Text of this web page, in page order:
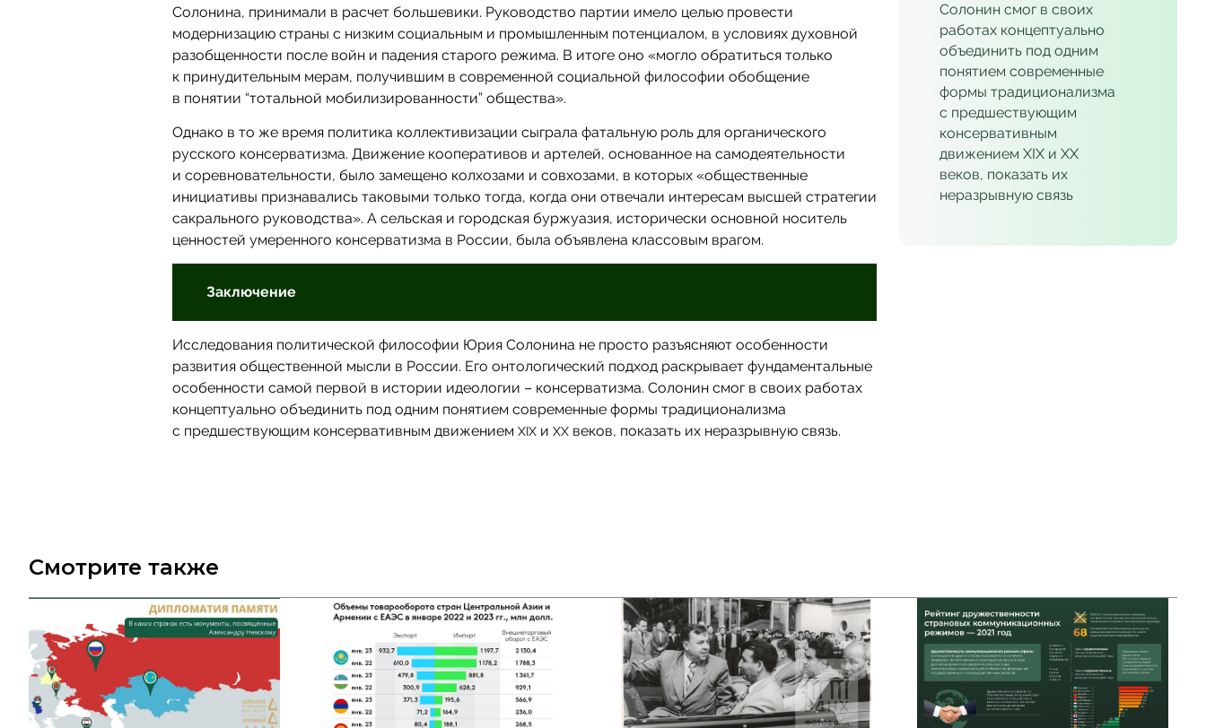
Солонина, принимали в расчет большевики. Руководство партии имело целью провести
модернизацию страны с низким социальным и промышленным потенциалом, в условиях духовной
разобщенности после войн и падения старого режима. В итоге оно «могло обратиться только
к принудительным мерам, получившим в современной социальной философии обобщение
в понятии “тотальной мобилизированности” общества».
Однако в то же время политика коллективизации сыграла фатальную роль для органического
русского консерватизма. Движение кооперативов и артелей, основанное на самодеятельности
и соревновательности, было замещено колхозами и совхозами, в которых «общественные
инициативы признавались таковыми только тогда, когда они отвечали интересам высшей стратегии
сакрального руководства». А сельская и городская буржуазия, исторически основной носитель
ценностей умеренного консерватизма в России, была объявлена классовым врагом.
Заключение
Исследования политической философии Юрия Солонина не просто разъясняют особенности
развития общественной мысли в России. Его онтологический подход раскрывает фундаментальные
особенности самой первой в истории идеологии – консерватизма. Солонин смог в своих работах
концептуально объединить под одним понятием современные формы традиционализма
с предшествующим консервативным движением XIX и XX веков, показать их неразрывную связь.
Солонин смог в своих
работах концептуально
объединить под одним
понятием современные
формы традиционализма
с предшествующим
консервативным
движением XIX и XX
веков, показать их
неразрывную связь
Смотрите также